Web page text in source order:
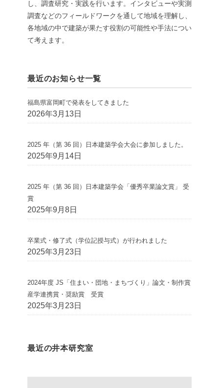
し、調査研究・実践を行います。インタビューや実測
調査などのフィールドワークを通して地域を理解し、
各地域の中で建築が果たす役割の可能性や手法につい
て考えます。
最近のお知らせ一覧
福島県富岡町で発表をしてきました
2026年3月13日
2025 年（第 36 回）日本建築学会大会に参加しました。
2025年9月14日
2025 年（第 36 回）日本建築学会「優秀卒業論文賞」 受
賞
2025年9月8日
卒業式・修了式（学位記授与式）が行われました
2025年3月23日
2024年度 JS「住まい・団地・まちづくり」論文・制作賞
産学連携賞・奨励賞 受賞
2025年3月23日
最近の井本研究室